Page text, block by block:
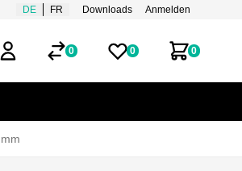
DE FR Downloads Anmelden
Mein Benutzerkonto
0 0
Merklisten
0
Zum